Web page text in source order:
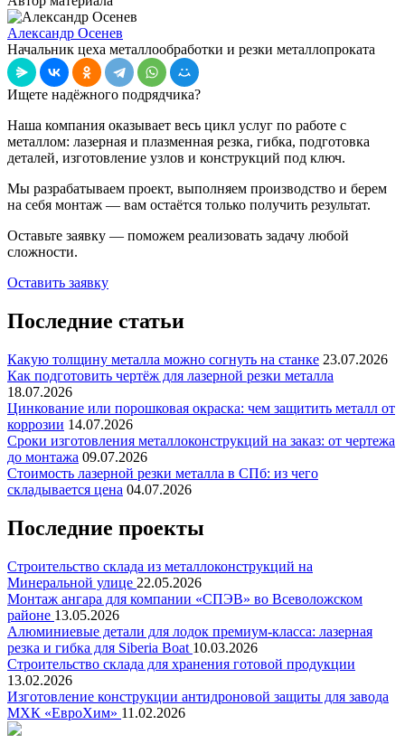
Александр Осенев
Начальник цеха металлообработки и резки металлопроката
Ищете надёжного подрядчика?
Наша компания оказывает весь цикл услуг по работе с
металлом: лазерная и плазменная резка, гибка, подготовка
деталей, изготовление узлов и конструкций под ключ.
Мы разрабатываем проект, выполняем производство и берем
на себя монтаж — вам остаётся только получить результат.
Оставьте заявку — поможем реализовать задачу любой
сложности.
Оставить заявку
Последние статьи
Какую толщину металла можно согнуть на станке 23.07.2026
Как подготовить чертёж для лазерной резки металла
18.07.2026
Цинкование или порошковая окраска: чем защитить металл от
коррозии 14.07.2026
Сроки изготовления металлоконструкций на заказ: от чертежа
до монтажа 09.07.2026
Стоимость лазерной резки металла в СПб: из чего
складывается цена 04.07.2026
Последние проекты
Строительство склада из металлоконструкций на
Минеральной улице 22.05.2026
Монтаж ангара для компании «СПЭВ» во Всеволожском
районе 13.05.2026
Алюминиевые детали для лодок премиум-класса: лазерная
резка и гибка для Siberia Boat 10.03.2026
Строительство склада для хранения готовой продукции
13.02.2026
Изготовление конструкции антидроновой защиты для завода
МХК «ЕвроХим» 11.02.2026